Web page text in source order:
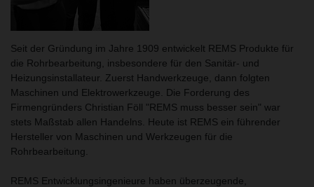
Seit der Gründung im Jahre 1909 entwickelt REMS Produkte für
die Rohrbearbeitung, insbesondere für den Sanitär- und
Heizungsinstallateur. Zuerst Handwerkzeuge, dann folgten
Maschinen und Elektrowerkzeuge. Die Forderung des
Firmengründers Christian Föll "REMS muss besser sein" war
stets Maßstab allen Handelns. Heute ist REMS ein führender
Hersteller von Maschinen und Werkzeugen für die
Rohrbearbeitung.
REMS Entwicklungsingenieure haben überzeugende,